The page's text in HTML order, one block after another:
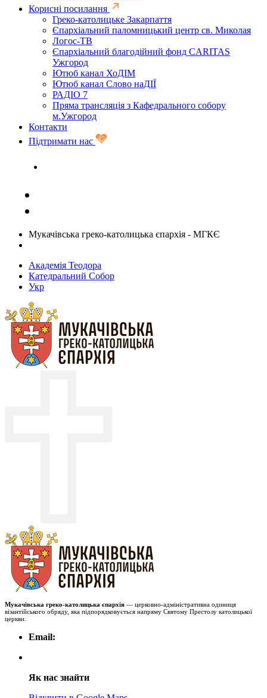
Корисні посилання
Греко-католицьке Закарпаття
Єпархіальний паломницький центр св. Миколая
Логос-ТВ
Єпархіальний благодійний фонд CARITAS
Ужгород
Ютюб канал ХоДІМ
Ютюб канал Слово наДІЇ
РАДІО 7
Пряма трансляція з Кафедрального собору
м.Ужгород
Контакти
Підтримати нас
Мукачівська греко-католицька єпархія - МГКЄ
Академія Теодора
Катедральний Собор
Укр
Мукачівська греко-католицька єпархія — церковно-адміністративна одиниця
візантійського обряду, яка підпорядковується напряму Святому Престолу католицької
церкви.
Email:
Як нас знайти